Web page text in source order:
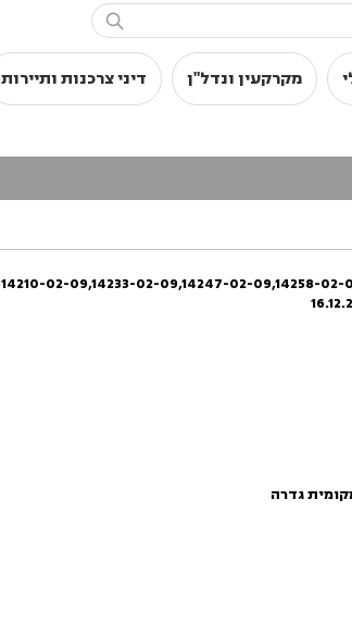

מקרקעין ונדל"ן דיני צרכנות ותיירות
14210-02-09,14233-02-09,14247-02-09,14258-02-
גדרה